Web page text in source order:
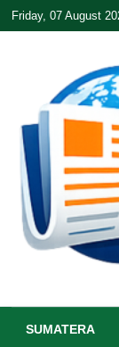
Friday, 07 August
SUMATERA